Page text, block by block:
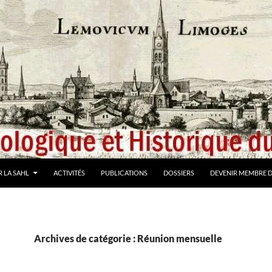
LA SAHL ACTIVITÉS PUBLICATIONS DOSSIERS DEVENIR MEMBRE
Archives de catégorie : Réunion mensuelle